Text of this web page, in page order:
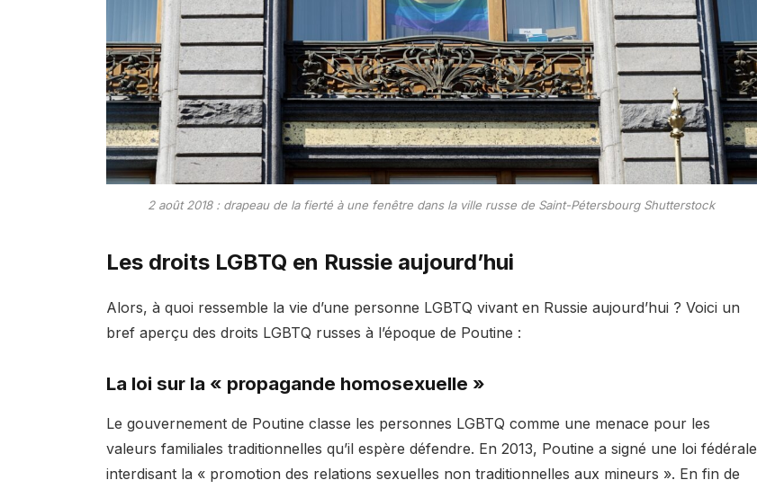
2 août 2018 : drapeau de la fierté à une fenêtre dans la ville russe de Saint-Pétersbourg Shutterstock
Les droits LGBTQ en Russie aujourd’hui
Alors, à quoi ressemble la vie d’une personne LGBTQ vivant en Russie aujourd’hui ? Voici un
bref aperçu des droits LGBTQ russes à l’époque de Poutine :
La loi sur la « propagande homosexuelle »
Le gouvernement de Poutine classe les personnes LGBTQ comme une menace pour les
valeurs familiales traditionnelles qu’il espère défendre. En 2013, Poutine a signé une loi fédérale
interdisant la « promotion des relations sexuelles non traditionnelles aux mineurs ». En fin de